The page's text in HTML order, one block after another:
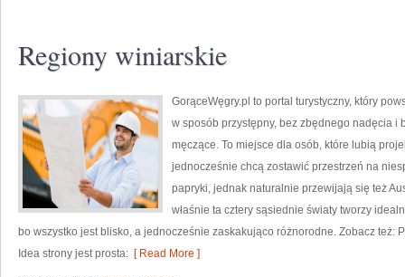
Regiony winiarskie
GorąceWęgry.pl to portal turystyczny, który
w sposób przystępny, bez zbędnego nadęcia
męczące. To miejsce dla osób, które lubią
jednocześnie chcą zostawić przestrzeń na
papryki, jednak naturalnie przewijają się też
właśnie ta cztery sąsiednie światy tworzy
bo wszystko jest blisko, a jednocześnie zaskakująco różnorodne. Zobacz też:
Idea strony jest prosta: [ Read More ]